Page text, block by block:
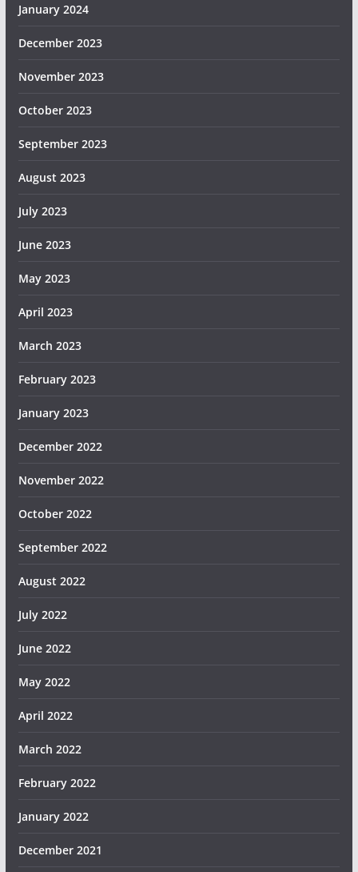
January 2024
December 2023
November 2023
October 2023
September 2023
August 2023
July 2023
June 2023
May 2023
April 2023
March 2023
February 2023
January 2023
December 2022
November 2022
October 2022
September 2022
August 2022
July 2022
June 2022
May 2022
April 2022
March 2022
February 2022
January 2022
December 2021